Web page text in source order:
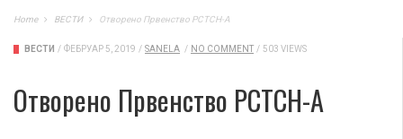
Home ВЕСТИ Oтворено Првенство РСТСН-А
ВЕСТИ / ФЕБРУАР 5, 2019 / SANELA / NO COMMENT / 503 VIEWS
Oтворено Првенство РСТСН-А